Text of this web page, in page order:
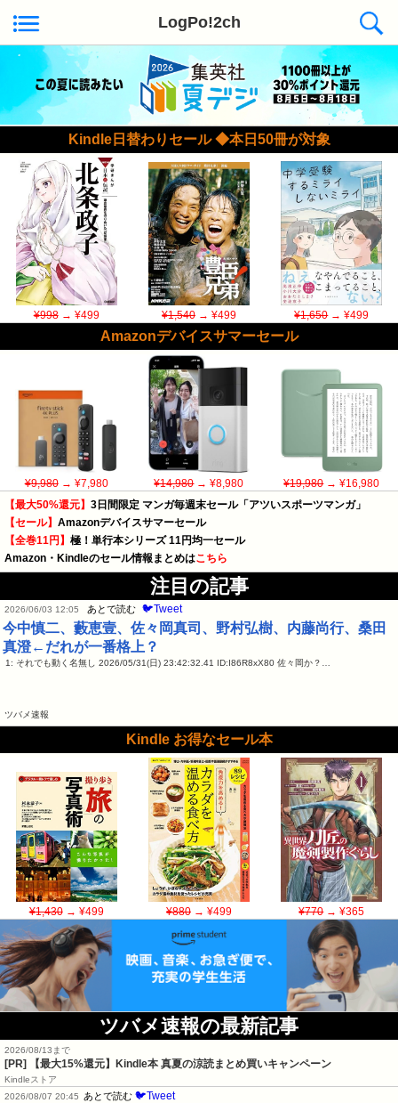
LogPo!2ch
Kindle日替わりセール ◆本日50冊が対象
¥998→ ¥499 ¥1,540→ ¥499 ¥1,650→ ¥499
Amazonデバイスサマーセール
¥9,980→ ¥7,980 ¥14,980→ ¥8,980 ¥19,980→ ¥16,980
【最大50%還元】 3日間限定 マンガ毎週末セール「アツいスポーツマンガ」
【セール】 Amazonデバイスサマーセール
【全巻11円】 極！単行本シリーズ 11円均一セール
Amazon・Kindleのセール情報まとめはこちら
注目の記事
2026/06/03 12:05 あとで読む 🐦Tweet
今中慎二、藪恵壹、佐々岡真司、野村弘樹、内藤尚行、桑田
真澄←だれが一番格上？
1: それでも動く名無し 2026/05/31(日) 23:42:32.41 ID:I86R8xX80 佐々岡か？…
ツバメ速報
Kindle お得なセール本
¥1,430→ ¥499 ¥880→ ¥499 ¥770→ ¥365
ツバメ速報の最新記事
2026/08/13まで
[PR] 【最大15%還元】Kindle本 真夏の涼読まとめ買いキャンペーン
Kindleストア
2026/08/07 20:45
あとで読む 🐦Tweet